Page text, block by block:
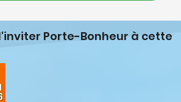
Porte-Bonheur à cette